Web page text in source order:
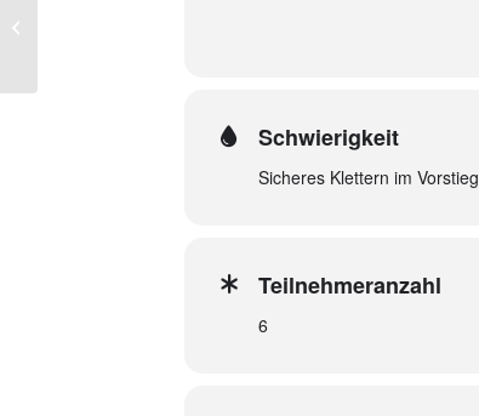
Schwierigkeit
Sicheres Klettern im Vorstieg
Teilnehmeranzahl
6